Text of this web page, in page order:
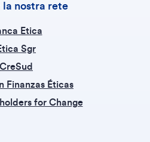
la nostra rete
Etica
Sgr
CreSud
Finanzas Éticas
for Change